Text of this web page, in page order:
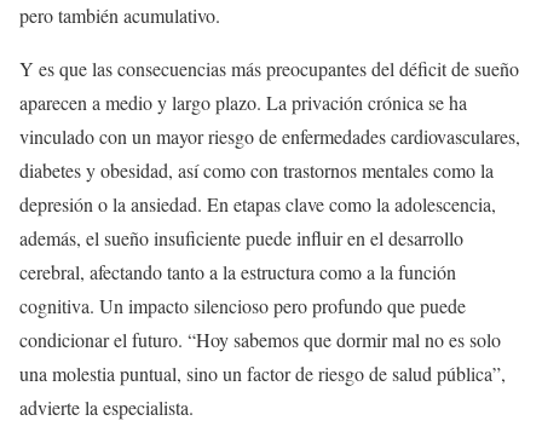
pero también acumulativo.
Y es que las consecuencias más preocupantes del déficit de sueño
aparecen a medio y largo plazo. La privación crónica se ha
vinculado con un mayor riesgo de enfermedades cardiovasculares,
diabetes y obesidad, así como con trastornos mentales como la
depresión o la ansiedad. En etapas clave como la adolescencia,
además, el sueño insuficiente puede influir en el desarrollo
cerebral, afectando tanto a la estructura como a la función
cognitiva. Un impacto silencioso pero profundo que puede
condicionar el futuro. “Hoy sabemos que dormir mal no es solo
una molestia puntual, sino un factor de riesgo de salud pública”,
advierte la especialista.